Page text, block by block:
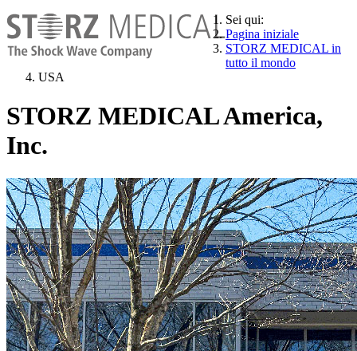
Sei qui:
Pagina iniziale
STORZ MEDICAL in
tutto il mondo
USA
STORZ MEDICAL America,
Inc.